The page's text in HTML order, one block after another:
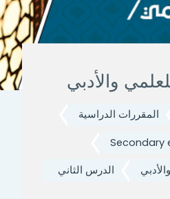
والأدبي
المقررات الدراسية
Secondary
الدرس الثاني